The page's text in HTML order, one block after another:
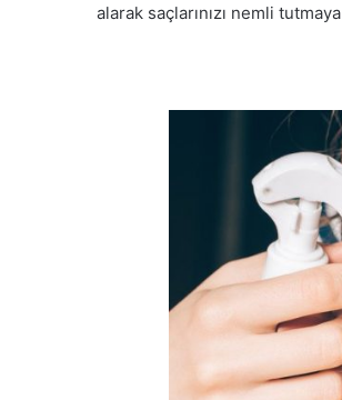
alarak saçlarınızı nemli